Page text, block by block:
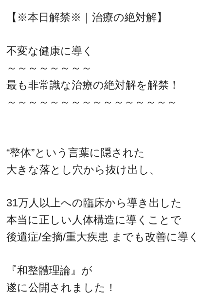
【※本日解禁※｜治療の絶対解】
不変な健康に導く
～～～～～～～～
最も非常識な治療の絶対解を解禁！
～～～～～～～～～～～～～～～～
“整体”という言葉に隠された
大きな落とし穴から抜け出し、
31万人以上への臨床から導き出した
本当に正しい人体構造に導くことで
後遺症/全摘/重大疾患 までも改善に導く
『和整體理論』が
遂に公開されました！